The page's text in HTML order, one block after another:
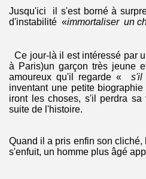
Jusqu'ici il s'est borné à
d'instabilité «immortaliser un
Ce jour-là il est intéressé par
à Paris)un garçon très jeune
amoureux qu'il regarde « s'il
inventant une petite
iront les choses, s'il perdra
suite de l'histoire.
Quand il a pris enfin son
s'enfuit, un homme plus âgé